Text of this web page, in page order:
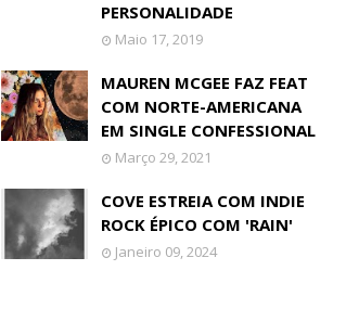
PERSONALIDADE
Maio 17, 2019
MAUREN MCGEE FAZ FEAT
COM NORTE-AMERICANA
EM SINGLE CONFESSIONAL
Março 29, 2021
COVE ESTREIA COM INDIE
ROCK ÉPICO COM 'RAIN'
Janeiro 09, 2024